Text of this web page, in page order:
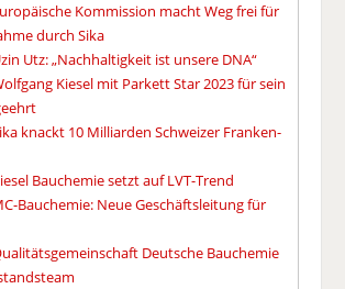
Kommission macht Weg frei für
durch Sika
Utz: „Nachhaltigkeit ist unsere DNA“
Kiesel mit Parkett Star 2023 für sein
knackt 10 Milliarden Schweizer Franken-
Bauchemie setzt auf LVT-Trend
Bauchemie: Neue Geschäftsleitung für
Deutsche Bauchemie